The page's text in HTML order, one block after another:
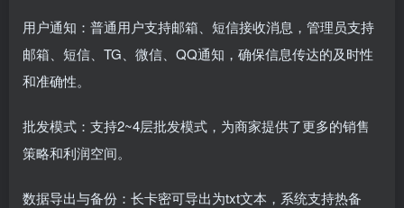
用户通知：普通用户支持邮箱、短信接收消息，管理员支持
邮箱、短信、TG、微信、QQ通知，确保信息传达的及时性
和准确性。
批发模式：支持2~4层批发模式，为商家提供了更多的销售
策略和利润空间。
数据导出与备份：长卡密可导出为txt文本，系统支持热备